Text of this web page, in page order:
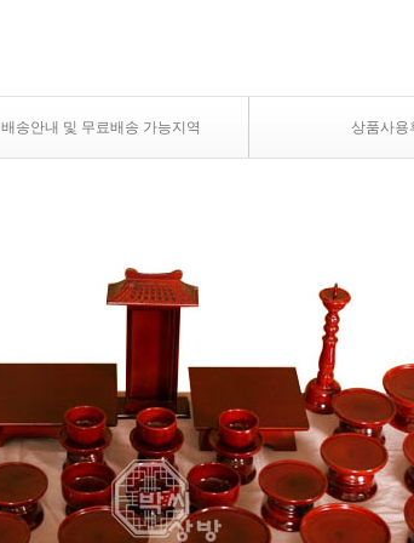
배송안내 및 무료배송 가능지역 상품사용